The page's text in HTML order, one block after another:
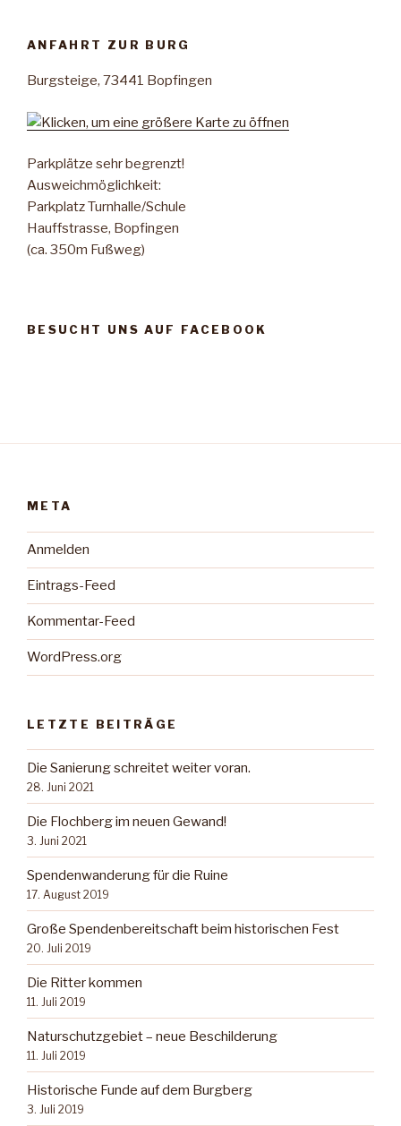
ANFAHRT ZUR BURG
Burgsteige, 73441 Bopfingen
Parkplätze sehr begrenzt!
Ausweichmöglichkeit:
Parkplatz Turnhalle/Schule
Hauffstrasse, Bopfingen
(ca. 350m Fußweg)
BESUCHT UNS AUF FACEBOOK
META
Anmelden
Eintrags-Feed
Kommentar-Feed
WordPress.org
LETZTE BEITRÄGE
Die Sanierung schreitet weiter voran.
28. Juni 2021
Die Flochberg im neuen Gewand!
3. Juni 2021
Spendenwanderung für die Ruine
17. August 2019
Große Spendenbereitschaft beim historischen Fest
20. Juli 2019
Die Ritter kommen
11. Juli 2019
Naturschutzgebiet – neue Beschilderung
11. Juli 2019
Historische Funde auf dem Burgberg
3. Juli 2019